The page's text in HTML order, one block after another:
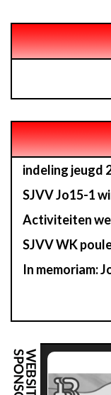
indeling jeugd
SJVV Jo15-1
Activiteiten
SJVV WK
In memoriam: